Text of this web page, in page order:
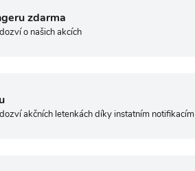
zdarma
o našich akcích
akčních letenkách díky instatním notifikacím